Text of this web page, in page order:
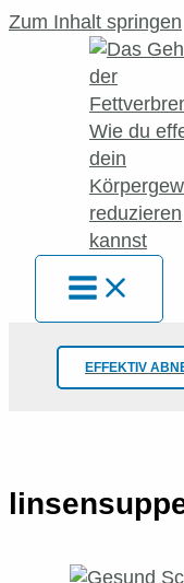
Zum Inhalt springen
EFFEKTIV